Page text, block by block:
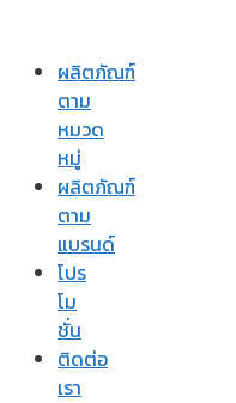
ผลิตภัณฑ์
ตาม
หมวด
หมู่
ผลิตภัณฑ์
ตาม
แบรนด์
โปร
โม
ชั่น
ติดต่อ
เรา